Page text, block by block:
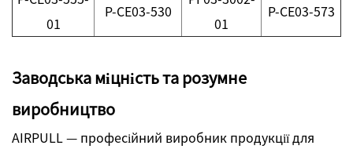
01
P-CE03-530
01
P-CE03-573
Заводська міцність та розумне
виробництво
AIRPULL — професійний виробник продукції для